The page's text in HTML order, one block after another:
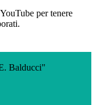
per tenere
Balducci"